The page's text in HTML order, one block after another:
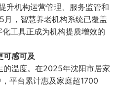
升机构运营管理、服务监管和
，智慧养老机构系统已覆盖
工具正成为机构提质增效的
可感可及
的温度。在2025年沈阳市居家
平台累计惠及家庭超1700